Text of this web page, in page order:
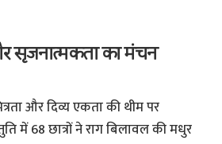
सृजनात्मकता का मंचन
और दिव्य एकता की थीम पर
में 68 छात्रों ने राग बिलावल की मधुर